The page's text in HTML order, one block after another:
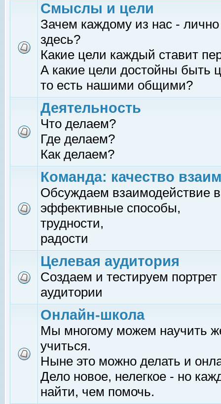
Смыслы и цели
Зачем каждому из нас -
здесь?
Какие цели каждый ставит
А какие цели достойны быть
то есть нашими общими?
Деятельность
Что делаем?
Где делаем?
Как делаем?
Команда: качество
Обсуждаем взаимодействие
эффективные способы,
трудности,
радости
Целевая аудитория
Создаем и тестируем
аудитории
Онлайн-школа
Мы многому можем научить
учиться.
Ныне это можно делать и
Дело новое, нелегкое - но
найти, чем помочь.